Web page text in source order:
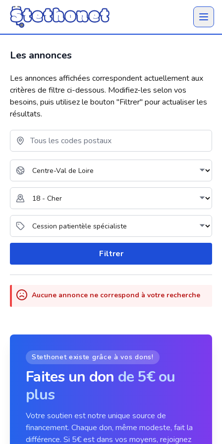
Ouvrir
Les annonces
Les annonces affichées correspondent actuellement aux
critères de filtre ci-dessous. Modifiez-les selon vos
besoins, puis utilisez le bouton "Filtrer" pour actualiser les
résultats.
Filtrer
Aucune annonce ne correspond à votre recherche
Stethonet existe grâce à vos dons!
Faites un don de 5€ ou
plus
Votre soutien est notre unique source de
financement. Chaque don, même modeste, fait la
différence. Si 5€ est dans vos moyens, rejoignez